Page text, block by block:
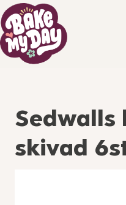
Sedwalls
skivad